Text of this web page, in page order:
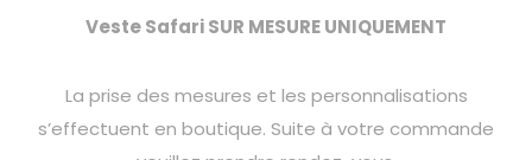
Veste Safari SUR MESURE UNIQUEMENT
La prise des mesures et les personnalisations
s’effectuent en boutique. Suite à votre commande